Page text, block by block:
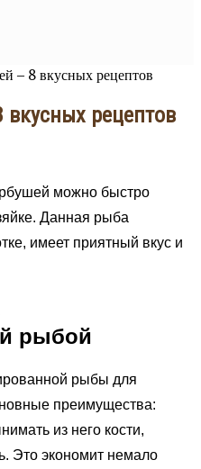
– 8 вкусных рецептов
вкусных рецептов
можно быстро
Данная рыба
имеет приятный вкус и
рыбой
рыбы для
преимущества:
из него кости,
Это экономит немало